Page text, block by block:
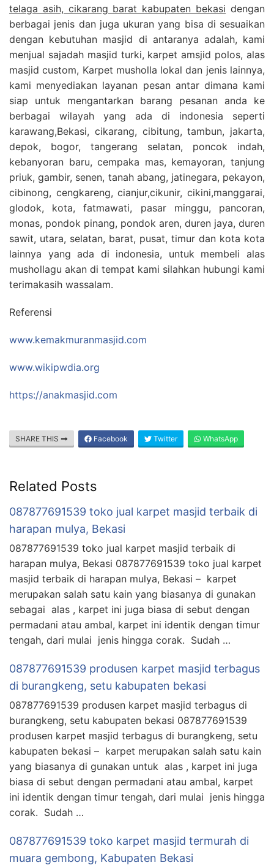
telaga asih, cikarang barat kabupaten bekasi dengan
berbagai jenis dan juga ukuran yang bisa di sesuaikan
dengan kebutuhan masjid di antaranya adalah, kami
menjual sajadah masjid turki, karpet amsjid polos, alas
masjid custom, Karpet musholla lokal dan jenis lainnya,
kami menyediakan layanan pesan antar dimana kami
siap untuk mengantarkan barang pesanan anda ke
berbagai wilayah yang ada di indonesia seperti
karawang,Bekasi, cikarang, cibitung, tambun, jakarta,
depok, bogor, tangerang selatan, poncok indah,
kebanyoran baru, cempaka mas, kemayoran, tanjung
priuk, gambir, senen, tanah abang, jatinegara, pekayon,
cibinong, cengkareng, cianjur,cikunir, cikini,manggarai,
glodok, kota, fatmawati, pasar minggu, pancoran,
monas, pondok pinang, pondok aren, duren jaya, duren
sawit, utara, selatan, barat, pusat, timur dan kota kota
lainnya yang ada di indonesia, untuk membeli alas
mushollagu akan di tempat kami silahkan hubungi kami
terimakasih wassalam.
Referensi
www.kemakmuranmasjid.com
www.wikipwdia.org
https://anakmasjid.com
SHARE THIS Facebook Twitter WhatsApp
Related Posts
087877691539 toko jual karpet masjid terbaik di
harapan mulya, Bekasi
087877691539 toko jual karpet masjid terbaik di
harapan mulya, Bekasi 087877691539 toko jual karpet
masjid terbaik di harapan mulya, Bekasi – karpet
merupakan salah satu kain yang biasanya di gunakan
sebagai alas , karpet ini juga biasa di sebut dengan
permadani atau ambal, karpet ini identik dengan timur
tengah, dari mulai jenis hingga corak. Sudah …
087877691539 produsen karpet masjid terbagus
di burangkeng, setu kabupaten bekasi
087877691539 produsen karpet masjid terbagus di
burangkeng, setu kabupaten bekasi 087877691539
produsen karpet masjid terbagus di burangkeng, setu
kabupaten bekasi – karpet merupakan salah satu kain
yang biasanya di gunakan untuk alas , karpet ini juga
biasa di sebut dengan permadani atau ambal, karpet
ini identik dengan timur tengah, dari mulai jenis hingga
corak. Sudah …
087877691539 toko karpet masjid termurah di
muara gembong, Kabupaten Bekasi